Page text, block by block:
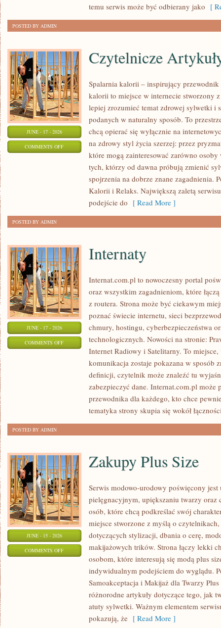
temu serwis może być odbierany jako [
POSTED BY ADMIN
JUNE - 17 - 2026
COMMENTS OFFON
CZYTELNICZE
ARTYKUŁY
Czytelnicze
Spalarnia kalorii – inspirujący
kalorii to miejsce w internecie stworzony
lepiej zrozumieć temat zdrowej sylwetki i
podanych w naturalny sposób. To
chcą opierać się wyłącznie na
na zdrowy styl życia szerzej: przez
które mogą zainteresować zarówno
tych, którzy od dawna próbują zmienić
spojrzenia na dobrze znane zagadnienia.
Kalorii i Relaks. Największą zaletą
podejście do [ Read More ]
POSTED BY ADMIN
JUNE - 17 - 2026
COMMENTS OFFON
INTERNATY
Internaty
Internat.com.pl to nowoczesny portal
oraz wszystkim zagadnieniom, które
z routera. Strona może być ciekawym
poznać świecie internetu, sieci
chmury, hostingu, cyberbezpieczeństwa
technologicznych. Nowości na stronie:
Internet Radiowy i Satelitarny. To
komunikacja zostaje pokazana w sposób
definicji, czytelnik może znaleźć tu
zabezpieczyć dane. Internat.com.pl może
przewodnika dla każdego, kto chce
tematyka strony skupia się wokół
POSTED BY ADMIN
JUNE - 15 - 2026
COMMENTS OFFON
Zakupy Plus Size
Serwis modowo-urodowy poświęcony
pielęgnacyjnym, upiększaniu twarzy oraz
osób, które chcą podkreślać swój
miejsce stworzone z myślą o
dotyczących stylizacji, dbania o cerę,
makijażowych trików. Strona łączy lekki
osobom, które interesują się modą plus
indywidualnym podejściem do wyglądu.
Samoakceptacja i Makijaż dla Twarzy
różnorodne artykuły dotyczące tego, jak
atuty sylwetki. Ważnym elementem
pokazują, że [ Read More ]